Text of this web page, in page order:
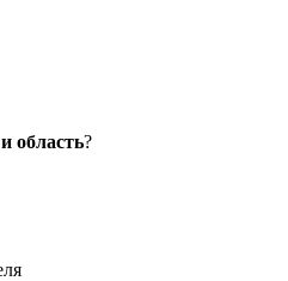
область?